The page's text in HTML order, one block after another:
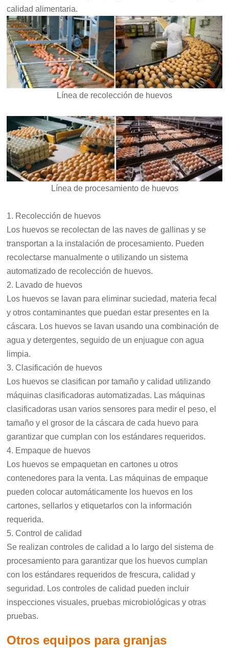
calidad alimentaria.
Línea de recolección de huevos
Línea de procesamiento de huevos
1. Recolección de huevos
Los huevos se recolectan de las naves de gallinas y se
transportan a la instalación de procesamiento. Pueden
recolectarse manualmente o utilizando un sistema
automatizado de recolección de huevos.
2. Lavado de huevos
Los huevos se lavan para eliminar suciedad, materia fecal
y otros contaminantes que puedan estar presentes en la
cáscara. Los huevos se lavan usando una combinación de
agua y detergentes, seguido de un enjuague con agua
limpia.
3. Clasificación de huevos
Los huevos se clasifican por tamaño y calidad utilizando
máquinas clasificadoras automatizadas. Las máquinas
clasificadoras usan varios sensores para medir el peso, el
tamaño y el grosor de la cáscara de cada huevo para
garantizar que cumplan con los estándares requeridos.
4. Empaque de huevos
Los huevos se empaquetan en cartones u otros
contenedores para la venta. Las máquinas de empaque
pueden colocar automáticamente los huevos en los
cartones, sellarlos y etiquetarlos con la información
requerida.
5. Control de calidad
Se realizan controles de calidad a lo largo del sistema de
procesamiento para garantizar que los huevos cumplan
con los estándares requeridos de frescura, calidad y
seguridad. Los controles de calidad pueden incluir
inspecciones visuales, pruebas microbiológicas y otras
pruebas.
Otros equipos para granjas